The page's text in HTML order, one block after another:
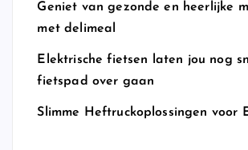
Geniet van gezonde en heerlijke
met delimeal
Elektrische fietsen laten jou nog
fietspad over gaan
Slimme Heftruckoplossingen voor